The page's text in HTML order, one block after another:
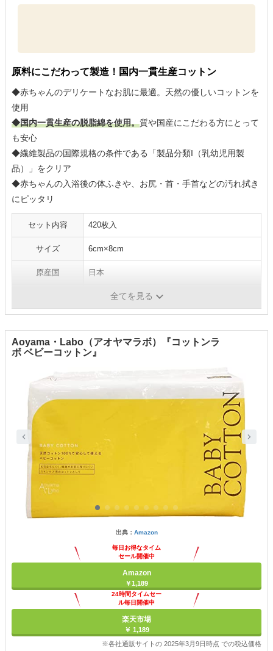
原料にこだわって製造！国内一貫生産コットン
◆赤ちゃんのデリケートなお肌に最適。天然の優しいコットンを
使用
◆国内一貫生産の脱脂綿を使用。質や国産にこだわる方にとって
も安心
◆繊維製品の国際規格の条件である「製品分類I（乳幼児用製
品）」をクリア
◆赤ちゃんの入浴後の体ふきや、お尻・首・手首などの汚れ拭き
にピッタリ
セット内容 420枚入
サイズ 6cm×8cm
原産国 日本
全てを見る
Aoyama・Labo（アオヤマラボ）『コットンラ
ボ ベビーコットン』
出典： Amazon
毎日お得なタイム
セール開催中
Amazon
￥1,189
24時間タイムセー
ル毎日開催中
楽天市場
￥ 1,189
※各社通販サイトの 2025年3月9日時点 での税込価格